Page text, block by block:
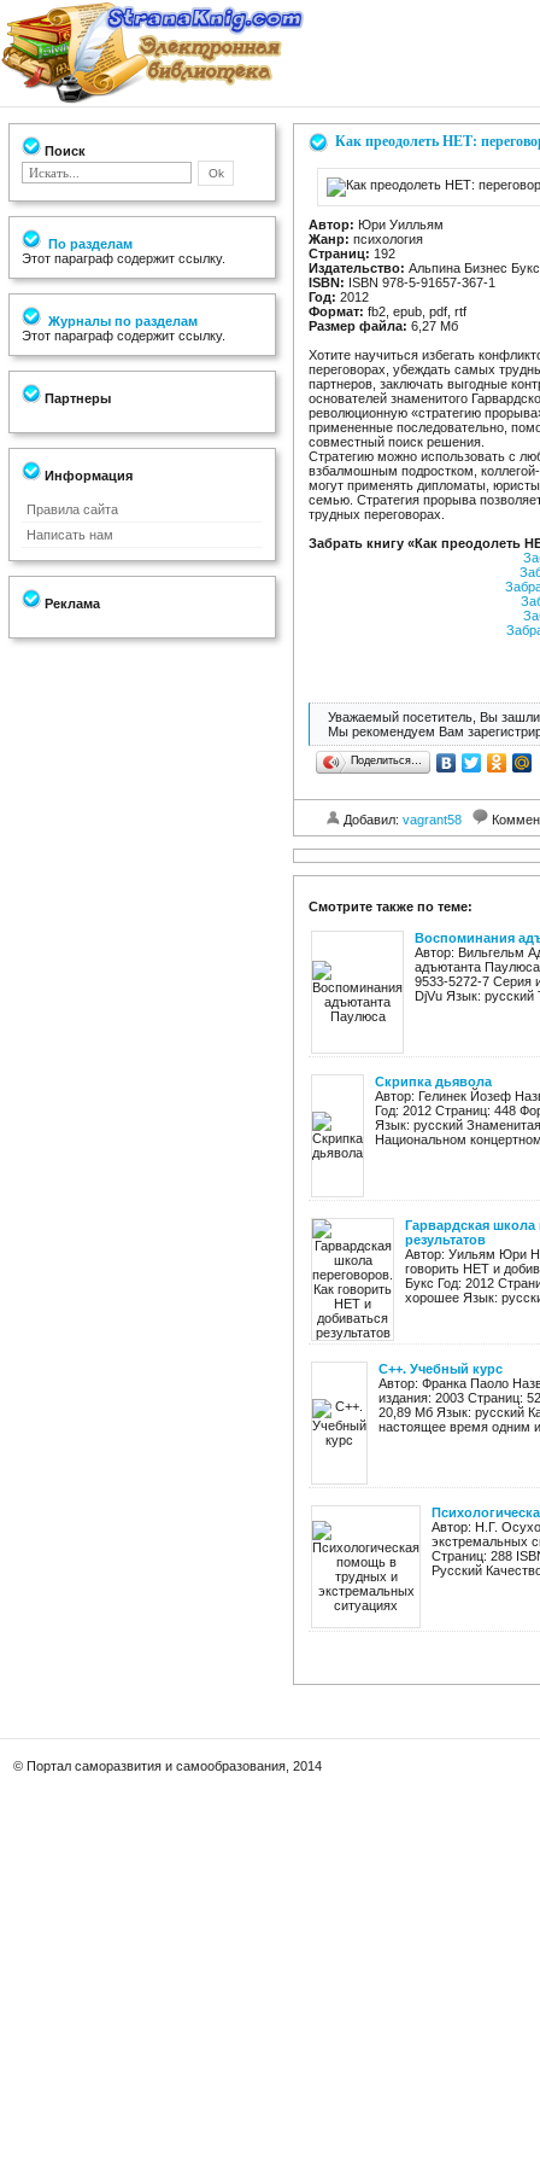
Поиск
По разделам
Этот параграф содержит ссылку.
Журналы по разделам
Этот параграф содержит ссылку.
Партнеры
Информация
Правила сайта
Написать нам
Реклама
Как преодолеть НЕТ:
Автор: Юри Уилльям
Жанр: психология
Страниц: 192
Издательство: Альпина Бизнес Букс
ISBN: ISBN 978-5-91657-367-1
Год: 2012
Формат: fb2, epub, pdf, rtf
Размер файла: 6,27 Мб
Хотите научиться избегать
переговорах, убеждать самых
партнеров, заключать выгодные
основателей знаменитого
революционную «стратегию
примененные последовательно,
совместный поиск решения.
Стратегию можно использовать с
взбалмошным подростком,
могут применять дипломаты,
семью. Стратегия прорыва
трудных переговорах.
Забрать книгу «Как преодолеть
Уважаемый посетитель, Вы зашли
Мы рекомендуем Вам
Поделиться…
Добавил: vagrant58
Смотрите также по теме:
Воспоминания
Автор: Вильгельм
адъютанта Паулюса
9533-5272-7 Серия
DjVu Язык: русский
Скрипка дьявола
Автор: Гелинек Йозеф
Год: 2012 Страниц: 448
Язык: русский
Национальном
Гарвардская
результатов
Автор: Уильям Юри
говорить НЕТ и
Букс Год: 2012
хорошее Язык:
C++. Учебный курс
Автор: Франка Паоло
издания: 2003 Страниц:
20,89 Мб Язык: русский
настоящее время одним
Автор: Н.Г.
экстремальных
Страниц: 288
Русский
© Портал саморазвития и самообразования, 2014